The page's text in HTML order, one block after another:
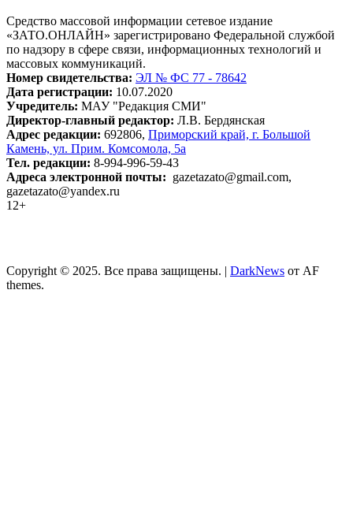
Средство массовой информации сетевое издание
«ЗАТО.ОНЛАЙН» зарегистрировано Федеральной службой
по надзору в сфере связи, информационных технологий и
массовых коммуникаций.
Номер свидетельства: ЭЛ № ФС 77 - 78642
Дата регистрации: 10.07.2020
Учредитель: МАУ "Редакция СМИ"
Директор-главный редактор: Л.В. Бердянская
Адрес редакции: 692806, Приморский край, г. Большой
Камень, ул. Прим. Комсомола, 5а
Тел. редакции: 8-994-996-59-43
Адреса электронной почты: gazetazato@gmail.com,
gazetazato@yandex.ru
12+
Copyright © 2025. Все права защищены. | DarkNews от AF
themes.